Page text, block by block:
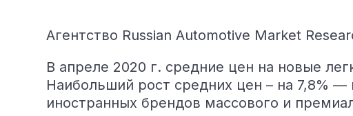
Агентство Russian Automotive Market
В апреле 2020 г. средние цен на новые
Наибольший рост средних цен – на 7,8%
иностранных брендов массового и